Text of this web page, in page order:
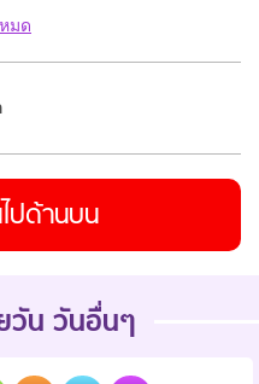
มด
ปด้านบน
วัน วันอื่นๆ